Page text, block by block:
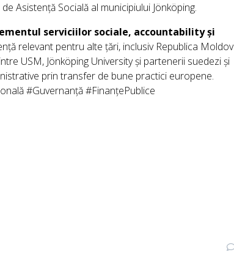
Asistență Socială al municipiului Jönköping.
serviciilor sociale, accountability și
relevant pentru alte țări, inclusiv Republica
USM, Jönköping University și partenerii suedezi și
prin transfer de bune practici europene.
#Guvernanță #FinanțePublice